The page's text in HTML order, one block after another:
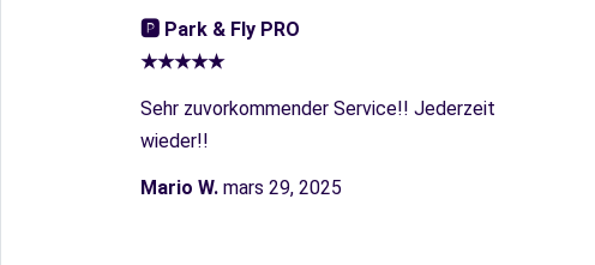
🅿︎ Park & Fly PRO
★★★★★
Sehr zuvorkommender Service!! Jederzeit
wieder!!
Mario W. mars 29, 2025